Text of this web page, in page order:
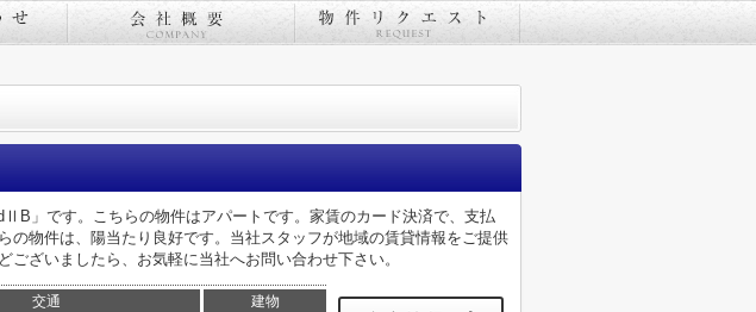
」です。こちらの物件はアパートです。家賃のカード決済で、支払
の物件は、陽当たり良好です。当社スタッフが地域の賃貸情報をご提供
ざいましたら、お気軽に当社へお問い合わせ下さい。
交通 建物